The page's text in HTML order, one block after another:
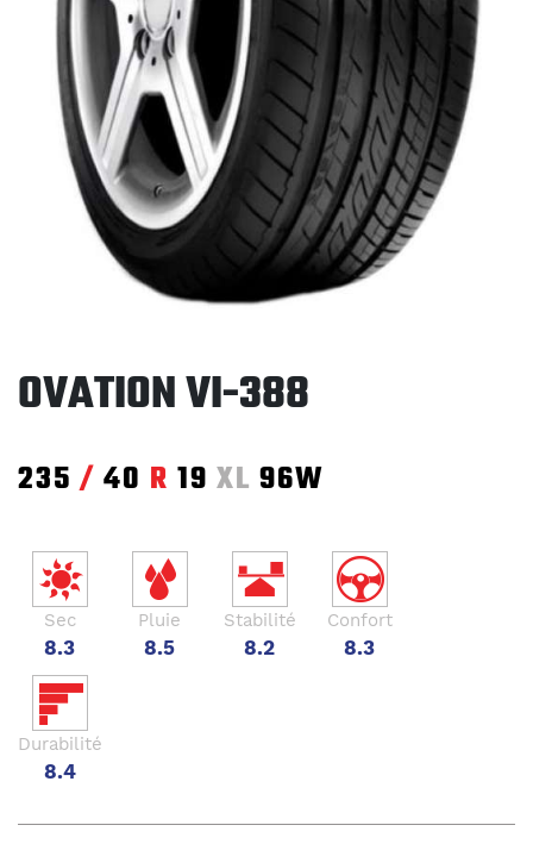
OVATION VI-388
235 / 40 R 19 XL 96W
Sec
8.3
Pluie
8.5
Stabilité
8.2
Confort
8.3
Durabilité
8.4